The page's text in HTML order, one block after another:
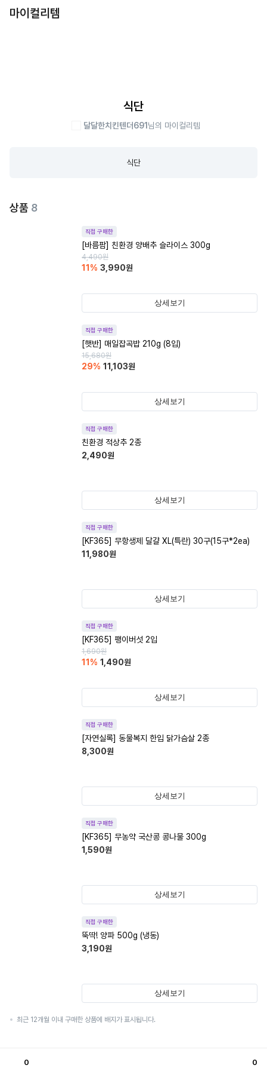
마이컬리템
식단
달달한치킨텐더691 님의 마이컬리템
식단
상품 8
직접 구매한
[바름팜] 친환경 양배추 슬라이스 300g
4,490원
11 % 3,990원
상세보기
직접 구매한
[햇반] 매일잡곡밥 210g (8입)
15,680원
29% 11,103원
상세보기
직접 구매한
친환경 적상추 2종
2,490원
상세보기
직접 구매한
[KF365] 무항생제 달걀 XL(특란) 30구(15구*2ea)
11,980원
상세보기
직접 구매한
[KF365] 팽이버섯 2입
1,690원
11 % 1,490원
상세보기
직접 구매한
[자연실록] 동물복지 한입 닭가슴살 2종
8,300원
상세보기
직접 구매한
[KF365] 무농약 국산콩 콩나물 300g
1,590원
상세보기
직접 구매한
뚝딱! 양파 500g (냉동)
3,190원
상세보기
최근 12개월 이내 구매한 상품에 배지가 표시됩니다.
0 0